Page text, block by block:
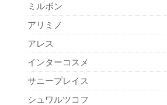
ミルボン
アリミノ
アレス
インターコスメ
サニープレイス
シュワルツコフ